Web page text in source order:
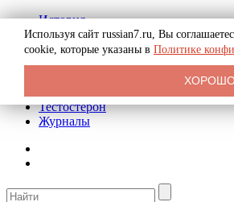
История
Биография
Криминал
Реклама на сайте
Тестостерон
Журналы
Используя сайт russian7.ru, Вы
cookie, которые указаны в Политике